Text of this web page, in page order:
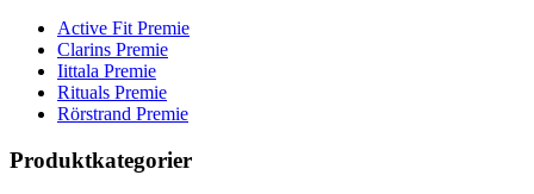
Active Fit Premie
Clarins Premie
Iittala Premie
Rituals Premie
Rörstrand Premie
Produktkategorier